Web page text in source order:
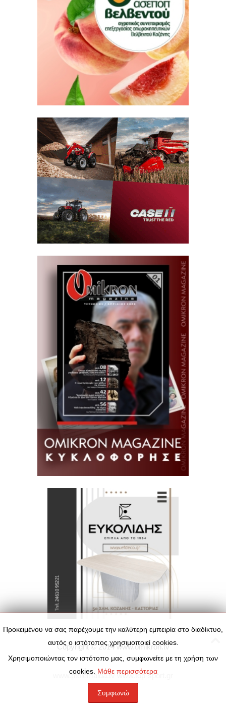
Προκειμένου να σας παρέχουμε την καλύτερη εμπειρία στο διαδίκτυο,
αυτός ο ιστότοπος χρησιμοποιεί cookies.
Χρησιμοποιώντας τον ιστότοπο μας, συμφωνείτε με τη χρήση των
cookies. Μάθε περισσότερα
Συμφωνώ
Copyright © 2014www.omikron.tv
www.ptolemaida.tv www.top-sport.gr